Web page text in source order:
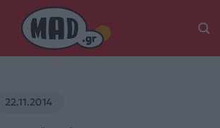
22.11.2014